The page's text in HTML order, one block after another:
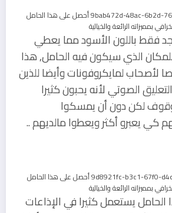
فقط باللون الأسود مما يعطي
للمكان الذي سيكون فيه الحامل, هذا
لأصحاب لمايكروفونات وأيضا للذين
الصوتي لأنه يحبون كثيرا
لكن دون أن يمسكوا
كي يعبرو أكثر ويعطوا مالديهم ..
يستعمل كثيرا في الإذاعات